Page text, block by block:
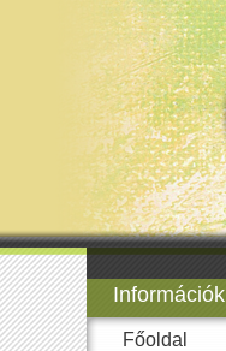
Információk
Főoldal